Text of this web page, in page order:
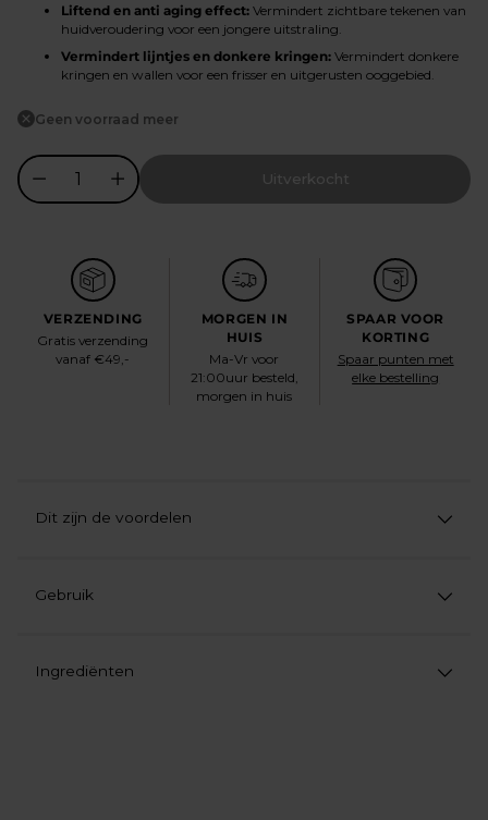
Liftend en anti aging effect: Vermindert zichtbare tekenen van
huidveroudering voor een jongere uitstraling.
Vermindert lijntjes en donkere kringen: Vermindert donkere
kringen en wallen voor een frisser en uitgerusten ooggebied.
Geen voorraad meer
Uitverkocht
VERZENDING
Gratis verzending
vanaf €49,-
MORGEN IN
HUIS
Ma-Vr voor
21:00uur besteld,
morgen in huis
SPAAR VOOR
KORTING
Spaar punten met
elke bestelling
Dit zijn de voordelen
Gebruik
Ingrediënten